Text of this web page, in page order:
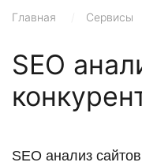
Главная Сервисы
SEO
SEO анализ